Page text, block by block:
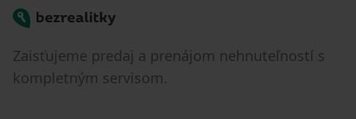
Bezrealitky
Zaisťujeme predaj a prenájom nehnuteľností s
kompletným servisom.